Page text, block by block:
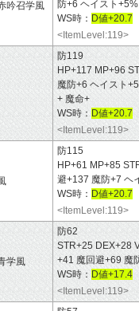
吟召学風
防+6 ヘイスト
WS時： D値+20.7
<ItemLevel:119>
防119
HP+117 MP+96
魔防+6 ヘイスト
+ 魔命+
WS時： D値+20.7
<ItemLevel:119>
防115
HP+61 MP+85
避+137 魔防+7 ヘ
WS時： D値+20.7
<ItemLevel:119>
学風
防62
STR+25 DEX+28
+41 魔回避+69 魔
WS時： D値+17.4
<ItemLevel:119>